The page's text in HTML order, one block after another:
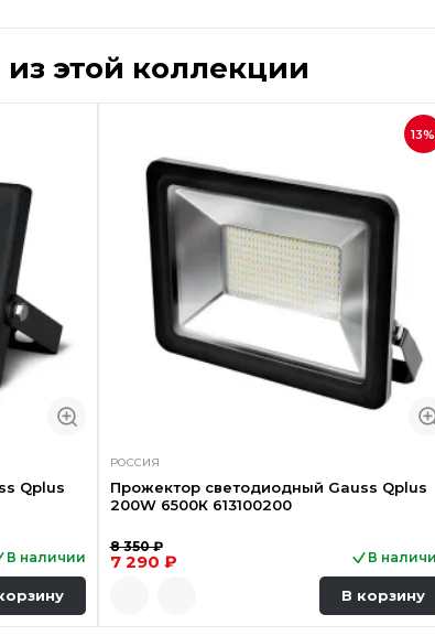
этой коллекции
Qplus
В наличии
13%
РОССИЯ
Прожектор светодиодный Gauss Qplus
200W 6500К 613100200
8 350 ₽
7 290 ₽ В
В корзину
Быстрый просмотр